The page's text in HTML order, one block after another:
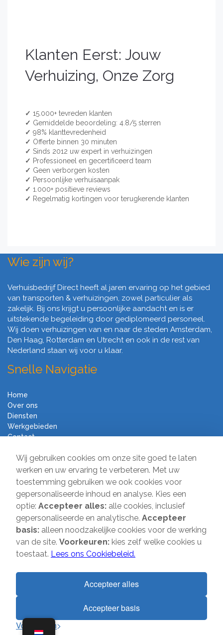
Wij gebruiken cookies om onze site goed te laten
werken en uw ervaring te verbeteren. Met uw
toestemming gebruiken we ook cookies voor
gepersonaliseerde inhoud en analyse. Kies een
optie: Accepteer alles: alle cookies, inclusief
gepersonaliseerde en analytische. Accepteer
basis: alleen noodzakelijke cookies voor de werking
van de site. Voorkeuren: kies zelf welke cookies u
toestaat. Lees ons Cookiebeleid.
Accepteer alles
Accepteer basis
Voorkeuren
Klanten Eerst: Jouw
Verhuizing, Onze Zorg
✓ 15.000+ tevreden klanten
✓ Gemiddelde beoordeling: 4.8/5 sterren
✓ 98% klanttevredenheid
✓ Offerte binnen 30 minuten
✓ Sinds 2012 uw expert in verhuizingen
✓ Professioneel en gecertificeerd team
✓ Geen verborgen kosten
✓ Persoonlijke verhuisaanpak
✓ 1.000+ positieve reviews
✓ Regelmatig kortingen voor terugkerende klanten
Wie zijn wij?
Verhuisbedrijf Direct heeft al jaren ervaring op het gebied
van transporten & verhuizingen, zowel particulier als
zakelijk. Bij ons krijgt u persoonlijke aandacht en is er
uitstekende begeleiding door gediplomeerd personeel.
Wij doen verhuizingen van en naar de steden Amsterdam,
Den Haag, Rotterdam en Utrecht en ook in de rest van
Nederland staan wij voor u klaar.
Snelle Navigatie
Home
Over ons
Diensten
Werkgebieden
Contact
Verhuisbedrijf Direct
Sir Winston Churchilllaan 231A
2282 JS Rijswijk
085-2013 070
info@verhuisbedrijfdirect.nl
Copyright © 2026 | Verhuisbedrijf Direct | Alle rechten voorbehouden.